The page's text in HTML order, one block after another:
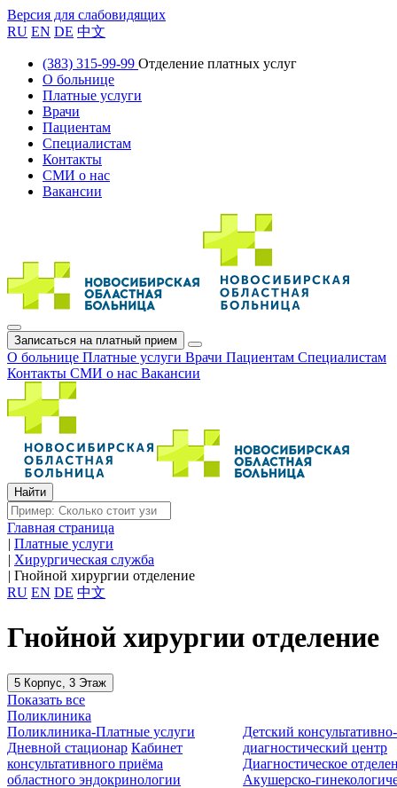
Версия для слабовидящих
RU EN DE 中文
(383) 315-99-99 Отделение платных услуг
О больнице
Платные услуги
Врачи
Пациентам
Специалистам
Контакты
СМИ о нас
Вакансии
Записаться на платный прием
О больнице Платные услуги Врачи Пациентам Специалистам
Контакты СМИ о нас Вакансии
Главная страница
| Платные услуги
| Хирургическая служба
| Гнойной хирургии отделение
RU EN DE 中文
Гнойной хирургии отделение
5 Корпус, 3 Этаж
Показать все
Поликлиника
Поликлиника-Платные услуги
Дневной стационар Кабинет
консультативного приёма
областного эндокринологии
Детский консультативно-
диагностический центр
Диагностическое
Акушерско-